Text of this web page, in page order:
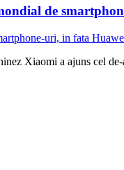
de
Xiaomi a ajuns cel